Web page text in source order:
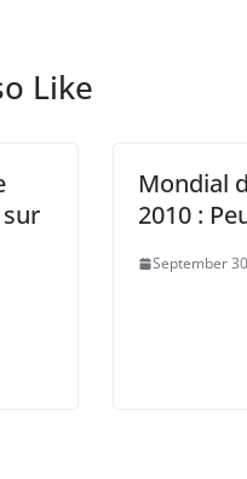
Like
Mondial
2010 :
September